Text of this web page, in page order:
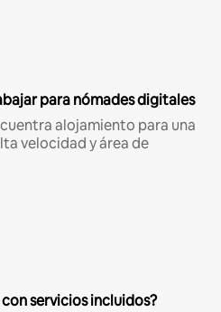
para nómades digitales
alojamiento para una
velocidad y área de
servicios incluidos?